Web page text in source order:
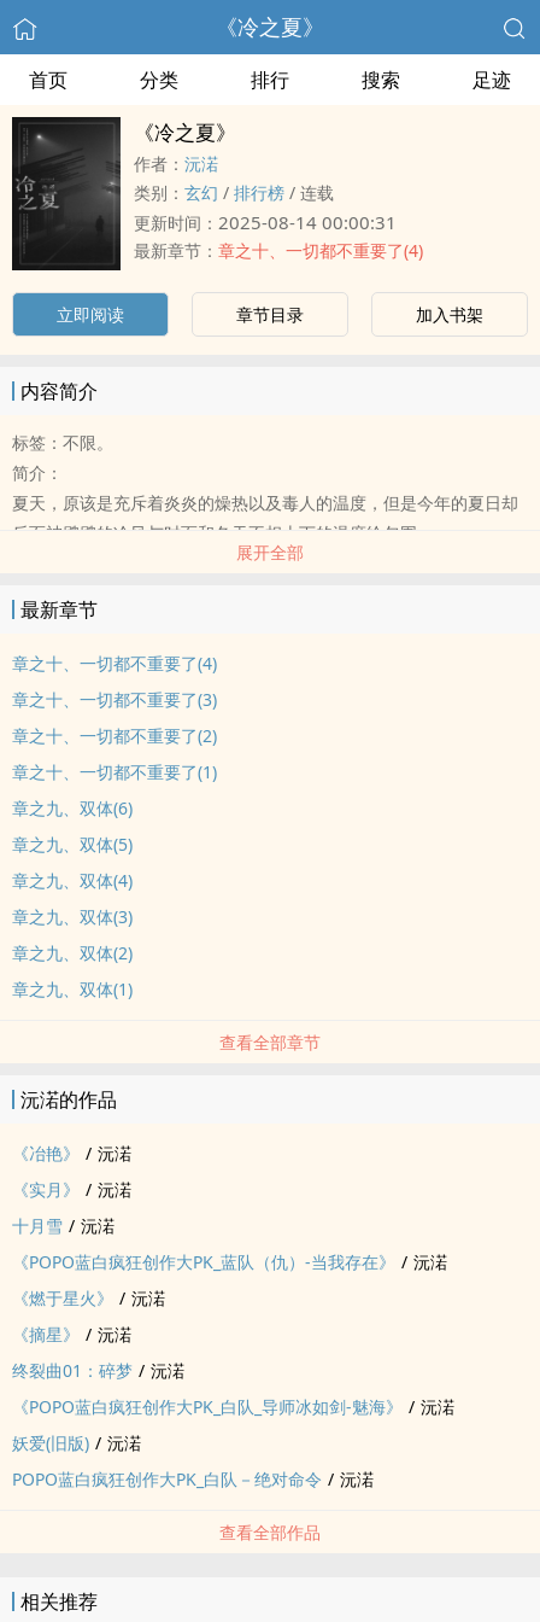
《冷之夏》
首页 分类 排行 搜索 足迹
《冷之夏》
作者： 沅渃
类别： 玄幻 / 排行榜 / 连载
更新时间： 2025-08-14 00:00:31
最新章节： 章之十、一切都不重要了(4)
立即阅读 章节目录 加入书架
内容简介
标签：不限。
简介：
夏天，原该是充斥着炎炎的燥热以及毒人的温度，但是今年的夏日却
反而被飕飕的冷风与时而和冬天不相上下的温度给包围。
这是这块大陆上头难得一见的冷之夏。
似乎为了掩饰这种诡谲气候的存在，这年亦同时发生了诸多前所未
有、令人始料未及的事情──
约为2017年作品，长篇架空奇幻。
大家斟酌看就好，不勉强，毕竟文笔怎样我自己知道，考究党慎入
封面：感谢雨后小树，谷米(现)(欢迎练封)
更新时间：日更
。2025/7/28 异想馆编推
展开全部
最新章节
章之十、一切都不重要了(4)
章之十、一切都不重要了(3)
章之十、一切都不重要了(2)
章之十、一切都不重要了(1)
章之九、双体(6)
章之九、双体(5)
章之九、双体(4)
章之九、双体(3)
章之九、双体(2)
章之九、双体(1)
查看全部章节
沅渃的作品
《冶艳》 / 沅渃
《实月》
/ 沅渃
十月雪 / 沅渃
《POPO蓝白疯狂创作大PK_蓝队（仇）-当我存在》
/ 沅渃
《燃于星火》
/ 沅渃
《摘星》
/ 沅渃
终裂曲01：碎梦 / 沅渃
《POPO蓝白疯狂创作大PK_白队_导师冰如剑-魅海》
/ 沅渃
妖爱(旧版) / 沅渃
POPO蓝白疯狂创作大PK_白队－绝对命令 / 沅渃
查看全部作品
相关推荐